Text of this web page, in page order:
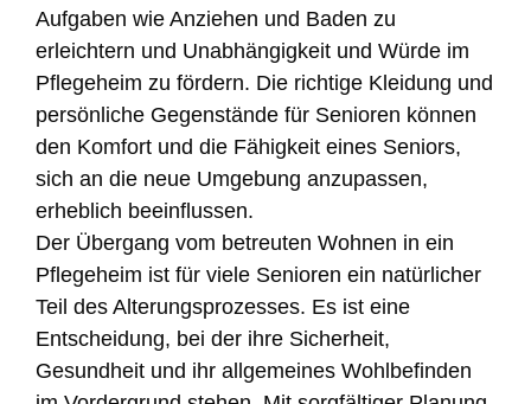
Aufgaben wie Anziehen und Baden zu
erleichtern und Unabhängigkeit und Würde im
Pflegeheim zu fördern. Die richtige Kleidung und
persönliche Gegenstände für Senioren können
den Komfort und die Fähigkeit eines Seniors,
sich an die neue Umgebung anzupassen,
erheblich beeinflussen.
Der Übergang vom betreuten Wohnen in ein
Pflegeheim ist für viele Senioren ein natürlicher
Teil des Alterungsprozesses. Es ist eine
Entscheidung, bei der ihre Sicherheit,
Gesundheit und ihr allgemeines Wohlbefinden